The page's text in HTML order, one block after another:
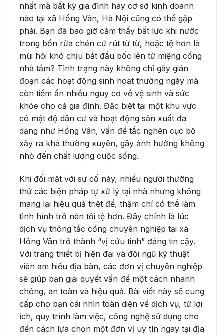
nhất mà bất kỳ gia đình hay cơ sở kinh doanh
nào tại xã Hồng Vân, Hà Nội cũng có thể gặp
phải. Bạn đã bao giờ cảm thấy bất lực khi nước
trong bồn rửa chén cứ rút từ từ, hoặc tệ hơn là
mùi hôi khó chịu bắt đầu bốc lên từ miệng cống
nhà tắm? Tình trạng này không chỉ gây gián
đoạn các hoạt động sinh hoạt thường ngày mà
còn tiềm ẩn nhiều nguy cơ về vệ sinh và sức
khỏe cho cả gia đình. Đặc biệt tại một khu vực
có mật độ dân cư và hoạt động sản xuất đa
dạng như Hồng Vân, vấn đề tắc nghẽn cục bộ
xảy ra khá thường xuyên, gây ảnh hưởng không
nhỏ đến chất lượng cuộc sống.
Khi đối mặt với sự cố này, nhiều người thường
thử các biện pháp tự xử lý tại nhà nhưng không
mang lại hiệu quả triệt để, thậm chí có thể làm
tình hình trở nên tồi tệ hơn. Đây chính là lúc
dịch vụ thông tắc cống chuyên nghiệp tại xã
Hồng Vân trở thành “vị cứu tinh” đáng tin cậy.
Với trang thiết bị hiện đại và đội ngũ kỹ thuật
viên am hiểu địa bàn, các đơn vị chuyên nghiệp
sẽ giúp bạn giải quyết vấn đề một cách nhanh
chóng, an toàn và hiệu quả. Bài viết này sẽ cung
cấp cho bạn cái nhìn toàn diện về dịch vụ, từ lợi
ích, quy trình làm việc, công nghệ sử dụng cho
đến cách lựa chọn một đơn vị uy tín ngay tại địa